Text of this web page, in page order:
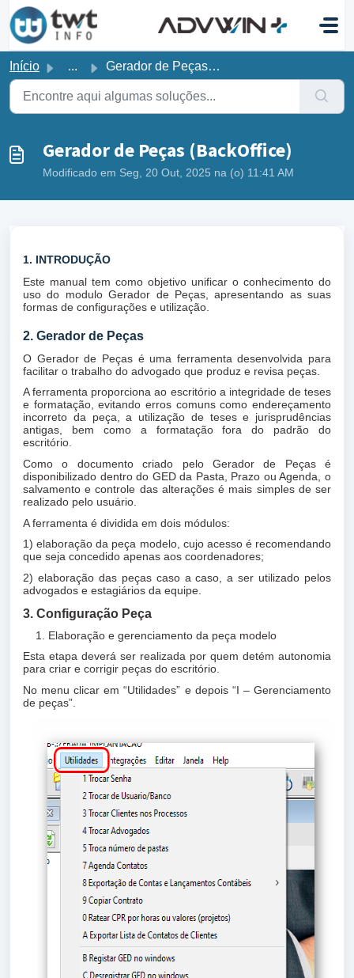
Ir para o conteúdo principal
Início ... Gerador de Peças (BackOffice)
Gerador de Peças (BackOffice)
Modificado em Seg, 20 Out, 2025 na (o) 11:41 AM
1. INTRODUÇÃO
Este manual tem como objetivo unificar o conhecimento do
uso do modulo Gerador de Peças, apresentando as suas
formas de configurações e utilização.
2. Gerador de Peças
O Gerador de Peças é uma ferramenta desenvolvida para
facilitar o trabalho do advogado que produz e revisa peças.
A ferramenta proporciona ao escritório a integridade de teses
e formatação, evitando erros comuns como endereçamento
incorreto da peça, a utilização de teses e jurisprudências
antigas, bem como a formatação fora do padrão do
escritório.
Como o documento criado pelo Gerador de Peças é
disponibilizado dentro do GED da Pasta, Prazo ou Agenda, o
salvamento e controle das alterações é mais simples de ser
realizado pelo usuário.
A ferramenta é dividida em dois módulos:
1) elaboração da peça modelo, cujo acesso é recomendando
que seja concedido apenas aos coordenadores;
2) elaboração das peças caso a caso, a ser utilizado pelos
advogados e estagiários da equipe.
3. Configuração Peça
Elaboração e gerenciamento da peça modelo
Esta etapa deverá ser realizada por quem detém autonomia
para criar e corrigir peças do escritório.
No menu clicar em “Utilidades” e depois “I – Gerenciamento
de peças”.